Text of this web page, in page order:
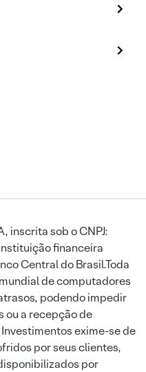
inscrita sob o CNPJ:
financeira
Central do Brasil.Toda
de computadores
podendo impedir
ou a recepção de
exime-se de
por seus clientes,
por